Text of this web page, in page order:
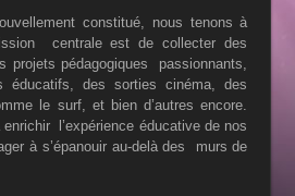
constitué, nous tenons à
centrale est de collecter des
projets pédagogiques passionnants,
éducatifs, des sorties cinéma, des
le surf, et bien d’autres encore.
enrichir
l’expérience éducative de nos
à s’épanouir au-delà des murs de